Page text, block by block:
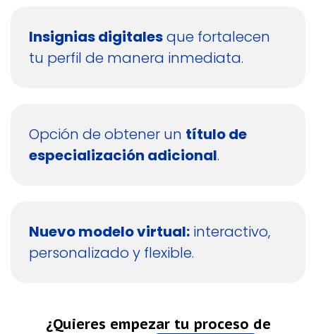
Insignias digitalesque fortalecen
tu perfil de manera inmediata.
Opción de obtener un título de
especialización adicional.
Nuevo modelo virtual: interactivo,
personalizado y flexible.
¿Quieres empezar tu proceso de